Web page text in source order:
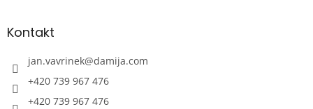
aKontakt
jan.vavrinek@damija.com
+420 739 967 476
+420 739 967 476